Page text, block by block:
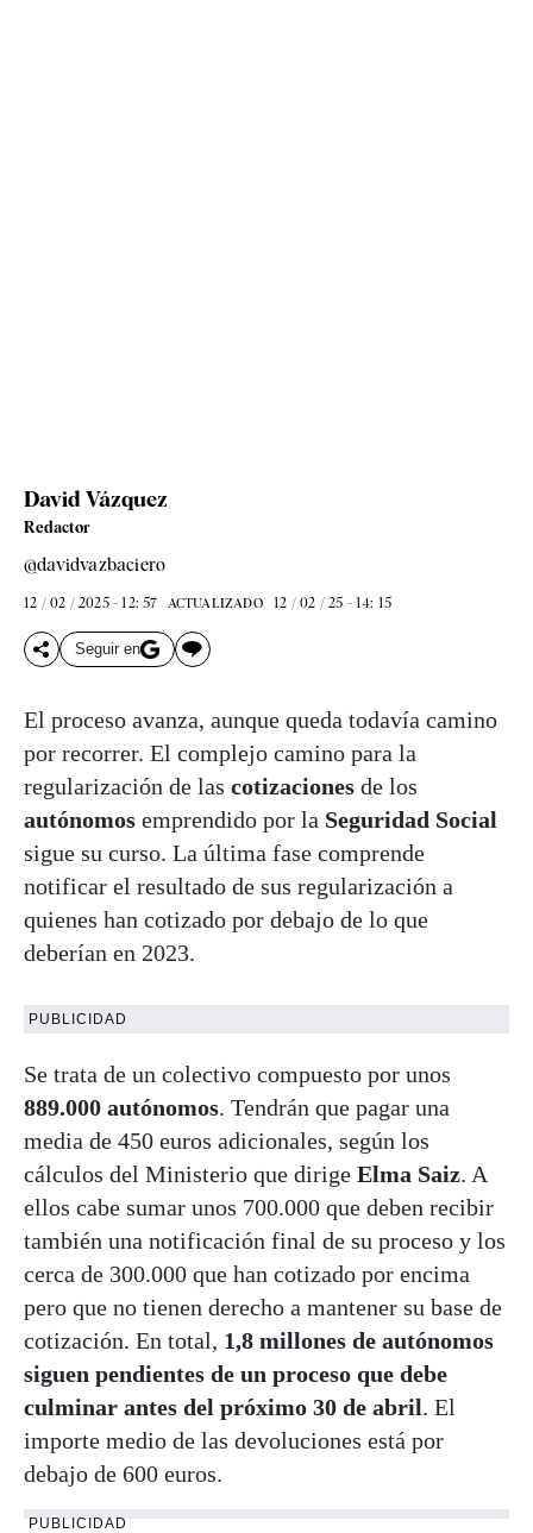
David Vázquez
Redactor
@davidvazbaciero
12 / 02 / 2025 - 12: 57 ACTUALIZADO 12 / 02 / 25 - 14: 15
Seguir en
El proceso avanza, aunque queda todavía camino
por recorrer. El complejo camino para la
regularización de las cotizaciones de los
autónomos emprendido por la Seguridad Social
sigue su curso. La última fase comprende
notificar el resultado de sus regularización a
quienes han cotizado por debajo de lo que
deberían en 2023.
PUBLICIDAD
Se trata de un colectivo compuesto por unos
889.000 autónomos. Tendrán que pagar una
media de 450 euros adicionales, según los
cálculos del Ministerio que dirige Elma Saiz. A
ellos cabe sumar unos 700.000 que deben recibir
también una notificación final de su proceso y los
cerca de 300.000 que han cotizado por encima
pero que no tienen derecho a mantener su base de
cotización. En total, 1,8 millones de autónomos
siguen pendientes de un proceso que debe
culminar antes del próximo 30 de abril. El
importe medio de las devoluciones está por
debajo de 600 euros.
PUBLICIDAD